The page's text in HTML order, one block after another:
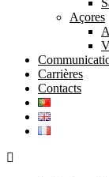
Açores
Carrières
Contacts